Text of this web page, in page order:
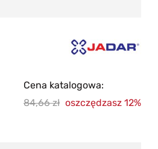
Cena katalogowa:
84,66
oszczędzasz 12%